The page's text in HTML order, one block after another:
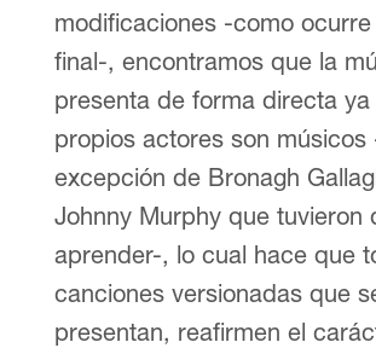
modificaciones -como
final-, encontramos que la
presenta de forma directa ya
propios actores son músicos
excepción de Bronagh
Johnny Murphy que tuvieron
aprender-, lo cual hace que
canciones versionadas que
presentan, reafirmen el